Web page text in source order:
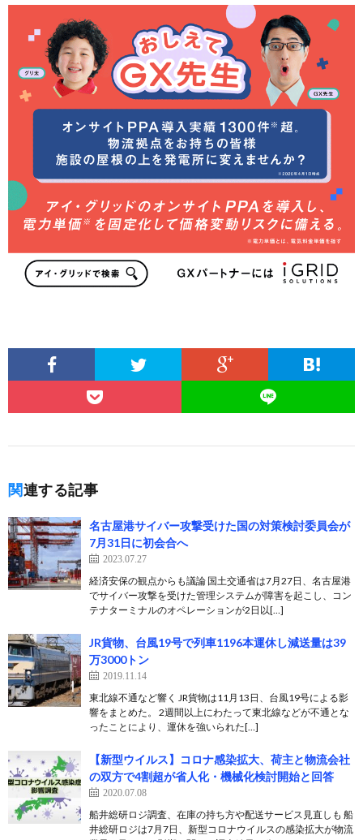
関連する記事
名古屋港サイバー攻撃受けた国の対策検討委員会が
7月31日に初会合へ
2023.07.27
経済安保の観点からも議論 国土交通省は7月27日、名古屋港
でサイバー攻撃を受けた管理システムが障害を起こし、コン
テナターミナルのオペレーションが2日以[…]
JR貨物、台風19号で列車1196本運休し減送量は39
万3000トン
2019.11.14
東北線不通など響く JR貨物は11月13日、台風19号による影
響をまとめた。 2週間以上にわたって東北線などが不通とな
ったことにより、運休を強いられた[…]
【新型ウイルス】コロナ感染拡大、荷主と物流会社
の双方で4割超が省人化・機械化検討開始と回答
2020.07.08
船井総研ロジ調査、在庫の持ち方や配送サービス見直しも 船
井総研ロジは7月7日、新型コロナウイルスの感染拡大が物流